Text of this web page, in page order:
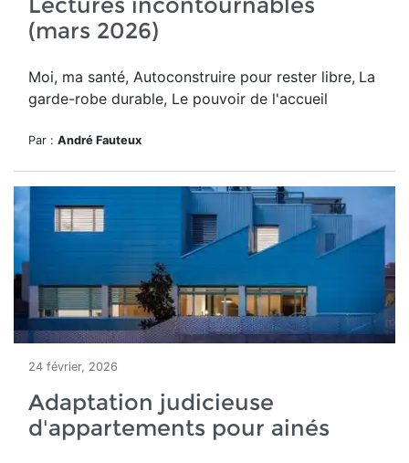
(mars 2026)
Moi, ma santé, Autoconstruire pour rester libre, La
garde-robe durable, Le pouvoir de l'accueil
Par : André Fauteux
24 février, 2026
Adaptation judicieuse
d'appartements pour ainés